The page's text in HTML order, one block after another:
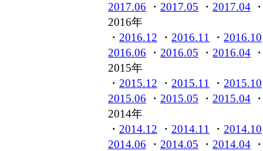
2017.06 ・ 2017.05 ・ 2017.04
2016年
・ 2016.12 ・ 2016.11 ・ 2016.10
2016.06 ・ 2016.05 ・ 2016.04
2015年
・ 2015.12 ・ 2015.11 ・ 2015.10
2015.06 ・ 2015.05 ・ 2015.04
2014年
・ 2014.12 ・ 2014.11 ・ 2014.10
2014.06 ・ 2014.05 ・ 2014.04